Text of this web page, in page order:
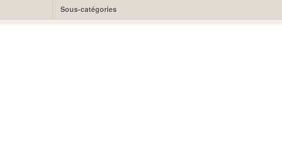
Sous-catégories